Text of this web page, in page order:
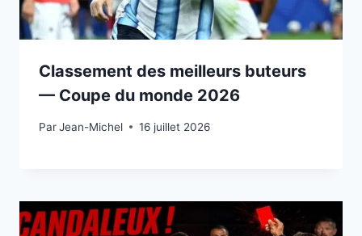
Classement des meilleurs buteurs
— Coupe du monde 2026
ParJean-Michel
15 juillet 2026 16 juillet 2026